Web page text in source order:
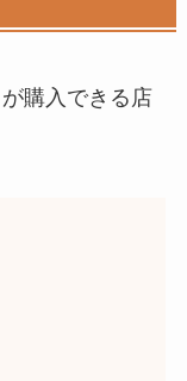
が購入できる店